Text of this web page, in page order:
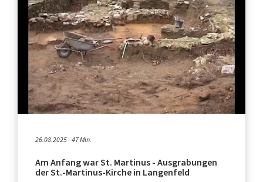
26.08.2025 - 47 Min.
Am Anfang war St. Martinus - Ausgrabungen
der St.-Martinus-Kirche in Langenfeld